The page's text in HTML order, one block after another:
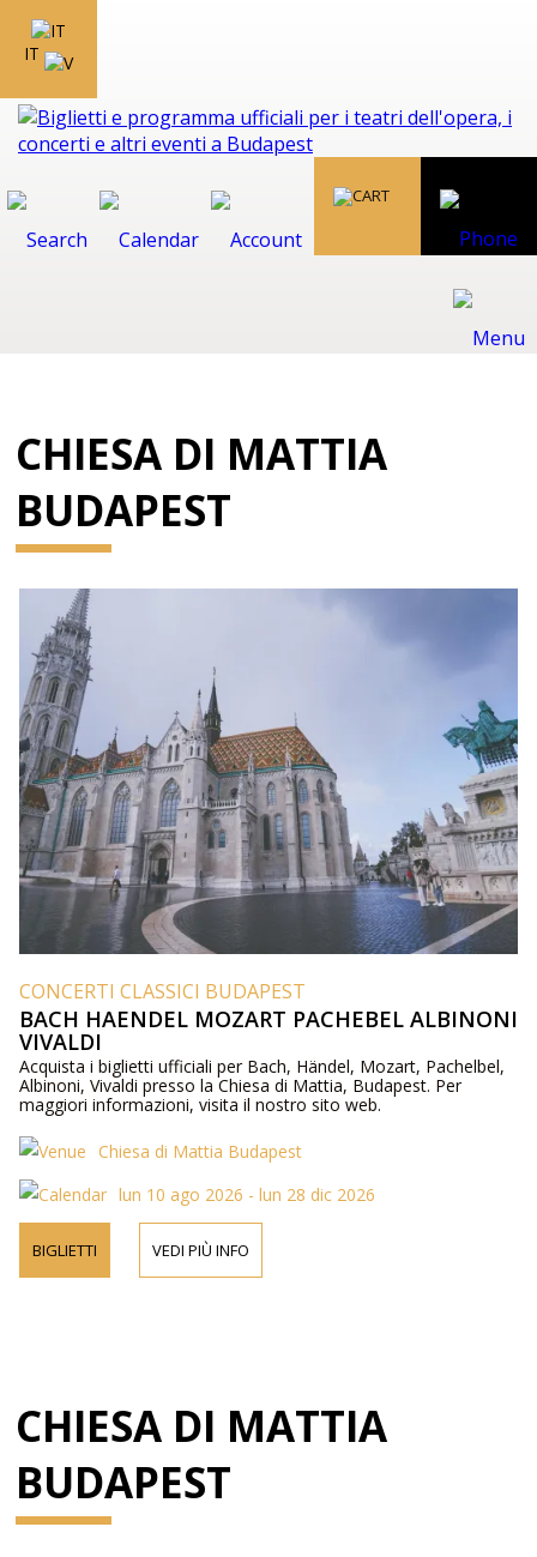
IT
CHIESA DI MATTIA
BUDAPEST
CONCERTI CLASSICI BUDAPEST
BACH HAENDEL MOZART PACHEBEL ALBINONI
VIVALDI
Acquista i biglietti ufficiali per Bach, Händel, Mozart, Pachelbel,
Albinoni, Vivaldi presso la Chiesa di Mattia, Budapest. Per
maggiori informazioni, visita il nostro sito web.
Chiesa di Mattia Budapest
lun 10 ago 2026 - lun 28 dic 2026
BIGLIETTI VEDI PIÙ INFO
CHIESA DI MATTIA
BUDAPEST